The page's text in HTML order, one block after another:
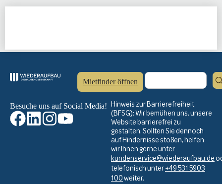
Mietfinder öffnen
Besuche uns auf Social Media! Hinweis zur Barrierefreiheit
(BFSG): Wir bemühen uns, unsere
Website barrierefrei zu
gestalten. Sollten Sie dennoch
auf Hindernisse stoßen, helfen
wir Ihnen gerne unter
kundenservice@wiederaufbau.de
telefonisch unter+49 531 5903
100weiter.